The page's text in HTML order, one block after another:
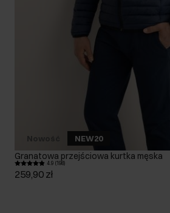
NEW20
Granatowa przejściowa kurtka męska
4.9 (198)
259,90 zł